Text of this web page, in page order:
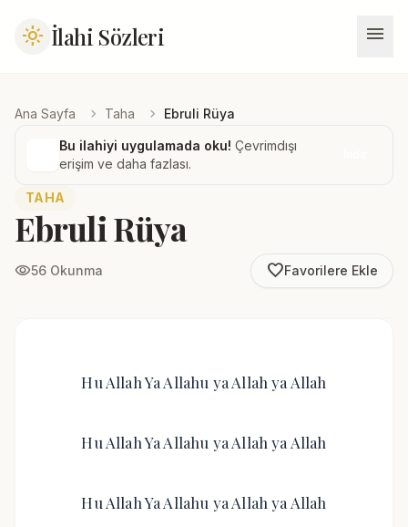
light_mode İlahi Sözleri menu
Ana Sayfa chevron_right Taha chevron_right Ebruli Rüya
Bu ilahiyi uygulamada oku! Çevrimdışı
erişim ve daha fazlası.
TAHA
Ebruli Rüya
visibility56 Okunma favorite_borderFavorilere Ekle
Hu Allah Ya Allahu ya Allah ya Allah
Hu Allah Ya Allahu ya Allah ya Allah
Hu Allah Ya Allahu ya Allah ya Allah